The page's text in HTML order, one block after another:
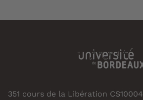
351 cours de la Libération CS10004